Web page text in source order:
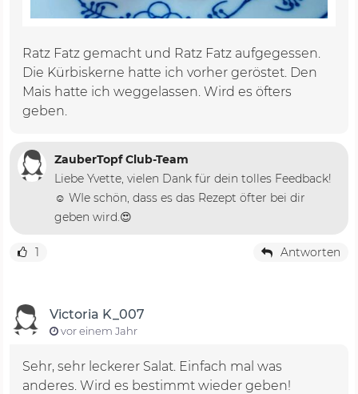
Ratz Fatz gemacht und Ratz Fatz aufgegessen.
Die Kürbiskerne hatte ich vorher geröstet. Den
Mais hatte ich weggelassen. Wird es öfters
geben.
ZauberTopf Club-Team
Liebe Yvette, vielen Dank für dein tolles Feedback!
☺️ WIe schön, dass es das Rezept öfter bei dir
geben wird.😍
1 Antworten
Victoria K_007
vor einem Jahr
Sehr, sehr leckerer Salat. Einfach mal was
anderes. Wird es bestimmt wieder geben!